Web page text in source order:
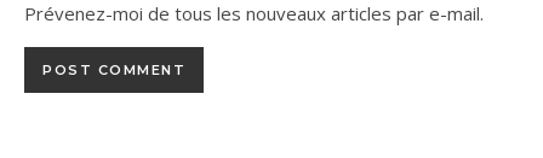
Prévenez-moi de tous les nouveaux articles par e-mail.